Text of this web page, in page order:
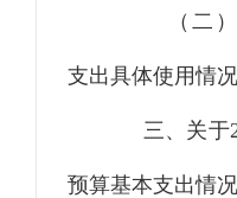
（二
支出具体使用情况
三、关于
预算基本支出情